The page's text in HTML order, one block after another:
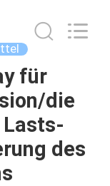
für
die
des